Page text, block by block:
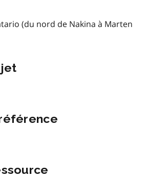
(du nord de Nakina à Marten